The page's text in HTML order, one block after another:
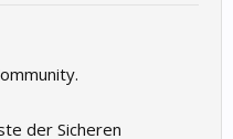
der Sicheren